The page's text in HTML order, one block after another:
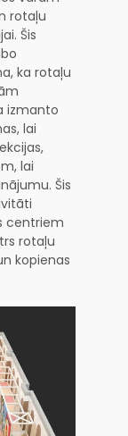
rotaļu
Šis
ka rotaļu
izmanto
lai
lai
Šis
centriem
rotaļu
kopienas